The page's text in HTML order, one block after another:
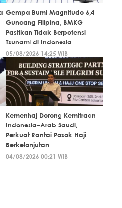
Gempa Bumi Magnitudo 6,4
Guncang Filipina, BMKG
Pastikan Tidak Berpotensi
Tsunami di Indonesia
05/08/2026 14:25 WIB
Kemenhaj Dorong Kemitraan
Indonesia–Arab Saudi,
Perkuat Rantai Pasok Haji
Berkelanjutan
04/08/2026 00:21 WIB